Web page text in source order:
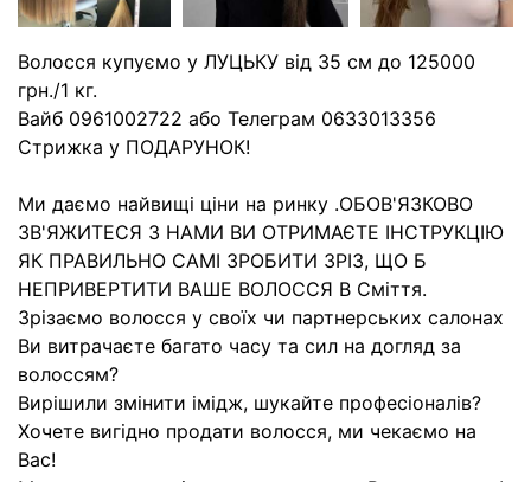
Волосся купуємо у ЛУЦЬКУ від 35 см до 125000
грн./1 кг.
Вайб 0961002722 або Телеграм 0633013356
Стрижка у ПОДАРУНОК!
Ми даємо найвищі ціни на ринку .ОБОВ'ЯЗКОВО
ЗВ'ЯЖИТЕСЯ З НАМИ ВИ ОТРИМАЄТЕ ІНСТРУКЦІЮ
ЯК ПРАВИЛЬНО САМІ ЗРОБИТИ ЗРІЗ, ЩО Б
НЕПРИВЕРТИТИ ВАШЕ ВОЛОССЯ В Сміття.
Зрізаємо волосся у своїх чи партнерських салонах
Ви витрачаєте багато часу та сил на догляд за
волоссям?
Вирішили змінити імідж, шукайте професіоналів?
Хочете вигідно продати волосся, ми чекаємо на
Вас!